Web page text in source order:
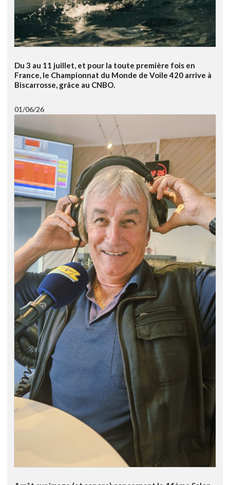
Du 3 au 11 juillet, et pour la toute première fois en
France, le Championnat du Monde de Voile 420 arrive à
Biscarrosse, grâce au CNBO.
01/06/26